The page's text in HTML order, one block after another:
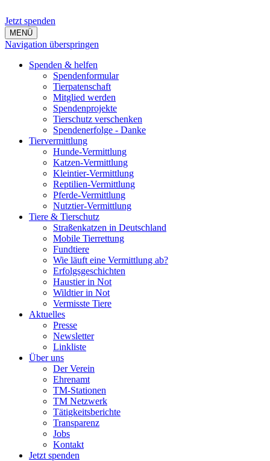
Jetzt spenden
MENÜ
Navigation überspringen
Spenden & helfen
Spendenformular
Tierpatenschaft
Mitglied werden
Spendenprojekte
Tierschutz verschenken
Spendenerfolge - Danke
Tiervermittlung
Hunde-Vermittlung
Katzen-Vermittlung
Kleintier-Vermittlung
Reptilien-Vermittlung
Pferde-Vermittlung
Nutztier-Vermittlung
Tiere & Tierschutz
Straßenkatzen in Deutschland
Mobile Tierrettung
Fundtiere
Wie läuft eine Vermittlung ab?
Erfolgsgeschichten
Haustier in Not
Wildtier in Not
Vermisste Tiere
Aktuelles
Presse
Newsletter
Linkliste
Über uns
Der Verein
Ehrenamt
TM-Stationen
TM Netzwerk
Tätigkeitsberichte
Transparenz
Jobs
Kontakt
Jetzt spenden